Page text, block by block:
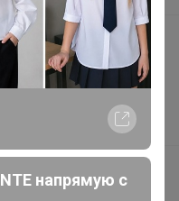
напрямую с